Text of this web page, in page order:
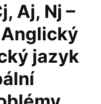
Aj, Nj –
jazyk